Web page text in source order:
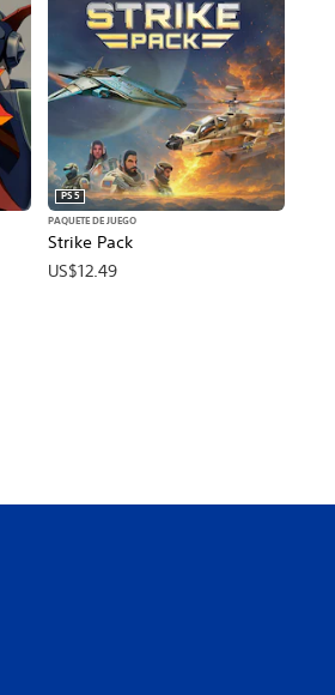
Strike Pack
PS5
PAQUETE DE JUEGO
US$12.49